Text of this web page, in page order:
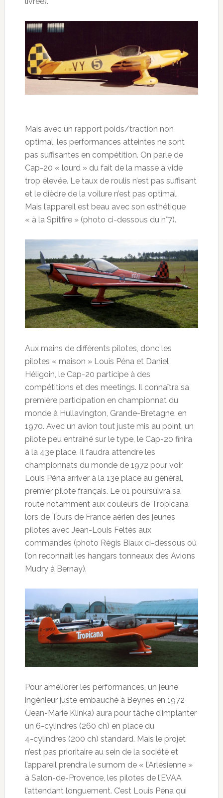
Mais avec un rapport poids/traction non
optimal, les performances atteintes ne sont
pas suffisantes en compétition. On parle de
Cap-20 « lourd » du fait de la masse à vide
trop élevée. Le taux de roulis n’est pas suffisant
et le dièdre de la voilure n’est pas optimal.
Mais l’appareil est beau avec son esthétique
« à la Spitfire » (photo ci-dessous du n°7).
Aux mains de différents pilotes, donc les
pilotes « maison » Louis Péna et Daniel
Héligoin, le Cap-20 participe à des
compétitions et des meetings. Il connaîtra sa
première participation en championnat du
monde à Hullavington, Grande-Bretagne, en
1970. Avec un avion tout juste mis au point, un
pilote peu entraîné sur le type, le Cap-20 finira
à la 43e place. Il faudra attendre les
championnats du monde de 1972 pour voir
Louis Péna arriver à la 13e place au général,
premier pilote français. Le 01 poursuivra sa
route notamment aux couleurs de Tropicana
lors de Tours de France aérien des jeunes
pilotes avec Jean-Louis Feltès aux
commandes (photo Régis Biaux ci-dessous où
l’on reconnait les hangars tonneaux des Avions
Mudry à Bernay).
Pour améliorer les performances, un jeune
ingénieur juste embauché à Beynes en 1972
(Jean-Marie Klinka) aura pour tâche d’implanter
un 6-cylindres (260 ch) en place du
4-cylindres (200 ch) standard. Mais le projet
n’est pas prioritaire au sein de la société et
l’appareil prendra le surnom de « l’Arlésienne »
à Salon-de-Provence, les pilotes de l’EVAA
l’attendant longuement. C’est Louis Péna qui